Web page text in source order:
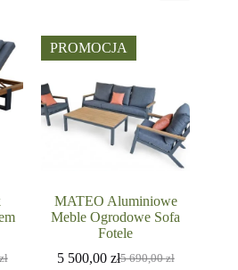
PROMOCJA
MATEO Aluminiowe
Meble Ogrodowe Sofa
Fotele
5 690,00zł
Pierwotna
5 500,00 złAktualna